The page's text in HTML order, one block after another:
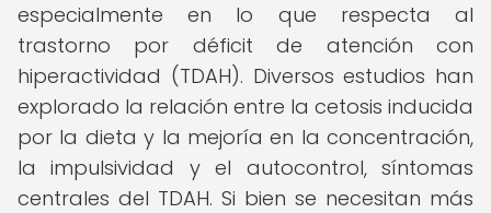
especialmente en lo que respecta al
trastorno por déficit de atención con
hiperactividad (TDAH). Diversos estudios han
explorado la relación entre la cetosis inducida
por la dieta y la mejoría en la concentración,
la impulsividad y el autocontrol, síntomas
centrales del TDAH. Si bien se necesitan más